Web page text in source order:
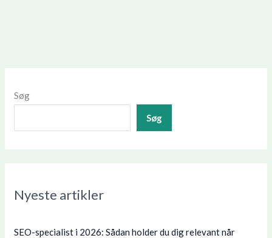
Søg
Søg
Nyeste artikler
SEO-specialist i 2026: Sådan holder du dig relevant når